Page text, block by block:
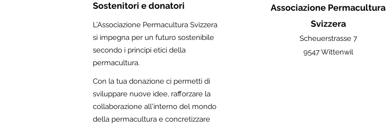
Sostenitori e donatori
L’Associazione Permacultura Svizzera
si impegna per un futuro sostenibile
secondo i principi etici della
permacultura.
Con la tua donazione ci permetti di
sviluppare nuove idee, rafforzare la
collaborazione all'interno del mondo
della permacultura e concretizzare
Associazione Permacultura
Svizzera
Scheuerstrasse 7
9547 Wittenwil